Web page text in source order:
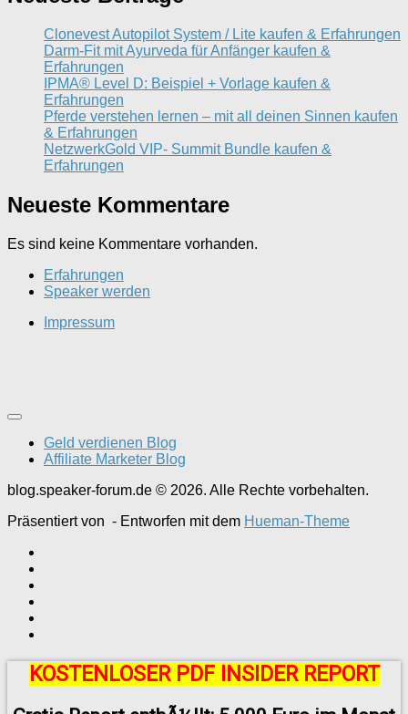
Clonevest Autopilot System / Lite kaufen & Erfahrungen
Darm-Fit mit Ayurveda für Anfänger kaufen &
Erfahrungen
IPMA® Level D: Beispiel + Vorlage kaufen &
Erfahrungen
Pferde verstehen lernen – mit all deinen Sinnen kaufen
& Erfahrungen
NetzwerkGold VIP- Summit Bundle kaufen &
Erfahrungen
Neueste Kommentare
Es sind keine Kommentare vorhanden.
Erfahrungen
Speaker werden
Impressum
Geld verdienen Blog
Affiliate Marketer Blog
blog.speaker-forum.de © 2026. Alle Rechte vorbehalten.
Präsentiert von - Entworfen mit dem Hueman-Theme
KOSTENLOSER PDF INSIDER REPORT